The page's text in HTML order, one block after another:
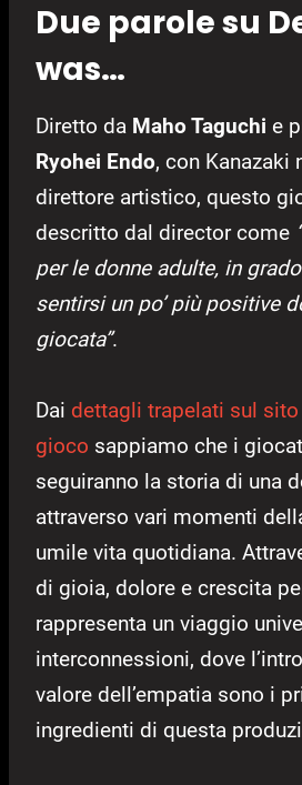
Due parole su
was…
Diretto da Maho Taguchi e
Ryohei Endo, con Kanazaki
direttore artistico, questo
descritto dal director come
per le donne adulte, in
sentirsi un po’ più positive
giocata”.
Dai dettagli trapelati sul
gioco sappiamo che i
seguiranno la storia di una
attraverso vari momenti
umile vita quotidiana.
di gioia, dolore e crescita
rappresenta un viaggio
interconnessioni, dove
valore dell’empatia sono i
ingredienti di questa